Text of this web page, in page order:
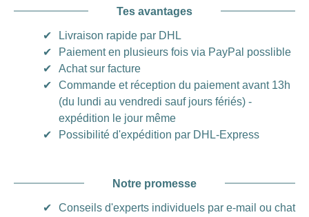
Tes avantages
✔
Livraison rapide par DHL
✔
Paiement en plusieurs fois via PayPal posslible
✔
Achat sur facture
✔
Commande et réception du paiement avant 13h
(du lundi au vendredi sauf jours fériés) -
expédition le jour même
✔
Possibilité d'expédition par DHL-Express
Notre promesse
✔
Conseils d'experts individuels par e-mail ou chat